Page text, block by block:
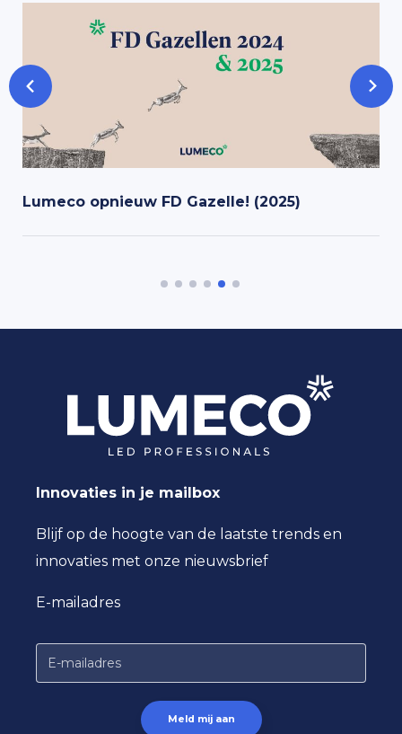
Lumeco opnieuw FD Gazelle! (2025)
Innovaties in je mailbox
Blijf op de hoogte van de laatste trends en
innovaties met onze nieuwsbrief
E-mailadres